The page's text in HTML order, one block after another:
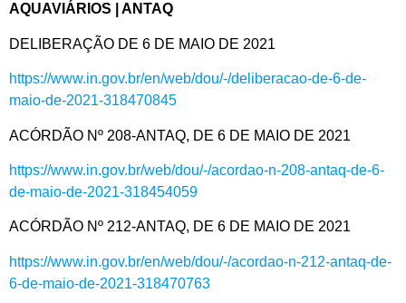
AQUAVIÁRIOS | ANTAQ
DELIBERAÇÃO DE 6 DE MAIO DE 2021
https://www.in.gov.br/en/web/dou/-/deliberacao-de-6-de-
maio-de-2021-318470845
ACÓRDÃO Nº 208-ANTAQ, DE 6 DE MAIO DE 2021
https://www.in.gov.br/web/dou/-/acordao-n-208-antaq-de-6-
de-maio-de-2021-318454059
ACÓRDÃO Nº 212-ANTAQ, DE 6 DE MAIO DE 2021
https://www.in.gov.br/en/web/dou/-/acordao-n-212-antaq-de-
6-de-maio-de-2021-318470763